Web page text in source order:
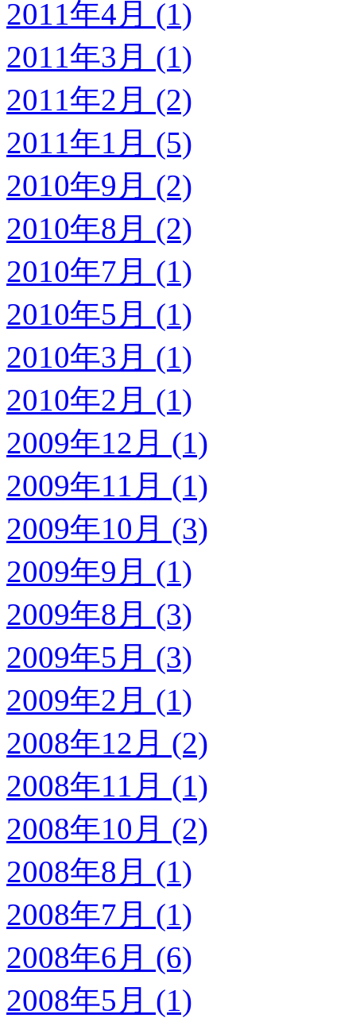
2011年4月 (1)
2011年3月 (1)
2011年2月 (2)
2011年1月 (5)
2010年9月 (2)
2010年8月 (2)
2010年7月 (1)
2010年5月 (1)
2010年3月 (1)
2010年2月 (1)
2009年12月 (1)
2009年11月 (1)
2009年10月 (3)
2009年9月 (1)
2009年8月 (3)
2009年5月 (3)
2009年2月 (1)
2008年12月 (2)
2008年11月 (1)
2008年10月 (2)
2008年8月 (1)
2008年7月 (1)
2008年6月 (6)
2008年5月 (1)